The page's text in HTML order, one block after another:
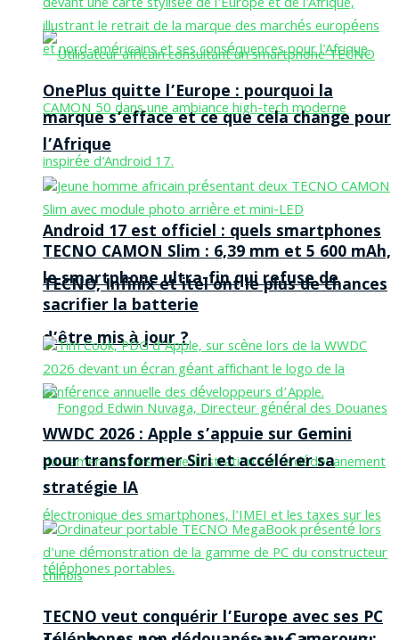
Android 17 est officiel : quels smartphones
TECNO, Infinix et itel ont le plus de chances
d’être mis à jour ?
OnePlus quitte l’Europe : pourquoi la
marque s’efface et ce que cela change pour
l’Afrique
TECNO CAMON Slim : 6,39 mm et 5 600 mAh,
le smartphone ultra-fin qui refuse de
sacrifier la batterie
WWDC 2026 : Apple s’appuie sur Gemini
pour transformer Siri et accélérer sa
stratégie IA
TECNO veut conquérir l’Europe avec ses PC